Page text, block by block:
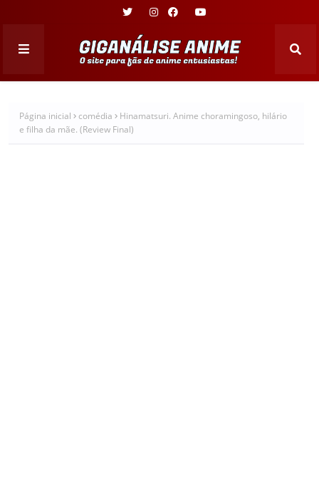
Página inicial comédia
Hinamatsuri. Anime choramingoso, hilário
e filha da mãe. (Review Final)